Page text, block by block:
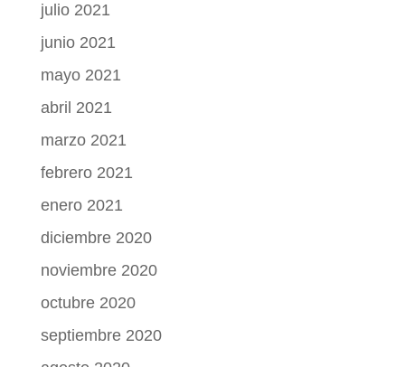
julio 2021
junio 2021
mayo 2021
abril 2021
marzo 2021
febrero 2021
enero 2021
diciembre 2020
noviembre 2020
octubre 2020
septiembre 2020